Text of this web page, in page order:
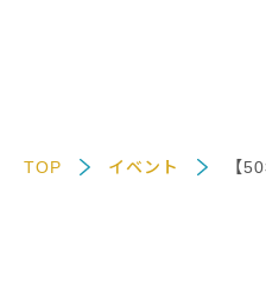
TOP イベント 【